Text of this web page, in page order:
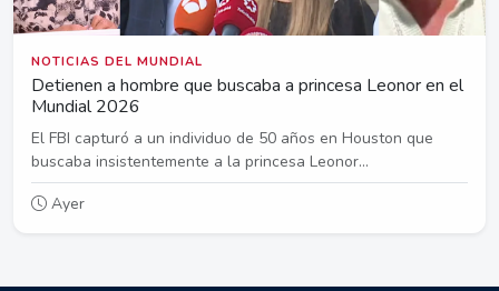
NOTICIAS DEL MUNDIAL
Detienen a hombre que buscaba a princesa Leonor en el
Mundial 2026
El FBI capturó a un individuo de 50 años en Houston que
buscaba insistentemente a la princesa Leonor...
Ayer